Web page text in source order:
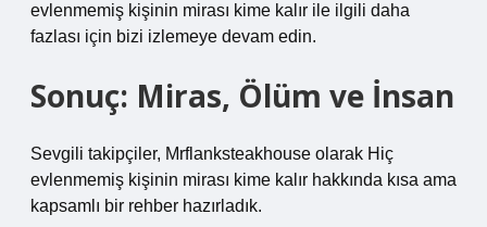
evlenmemiş kişinin mirası kime kalır ile ilgili daha
fazlası için bizi izlemeye devam edin.
Sonuç: Miras, Ölüm ve İnsan
Sevgili takipçiler, Mrflanksteakhouse olarak Hiç
evlenmemiş kişinin mirası kime kalır hakkında kısa ama
kapsamlı bir rehber hazırladık.